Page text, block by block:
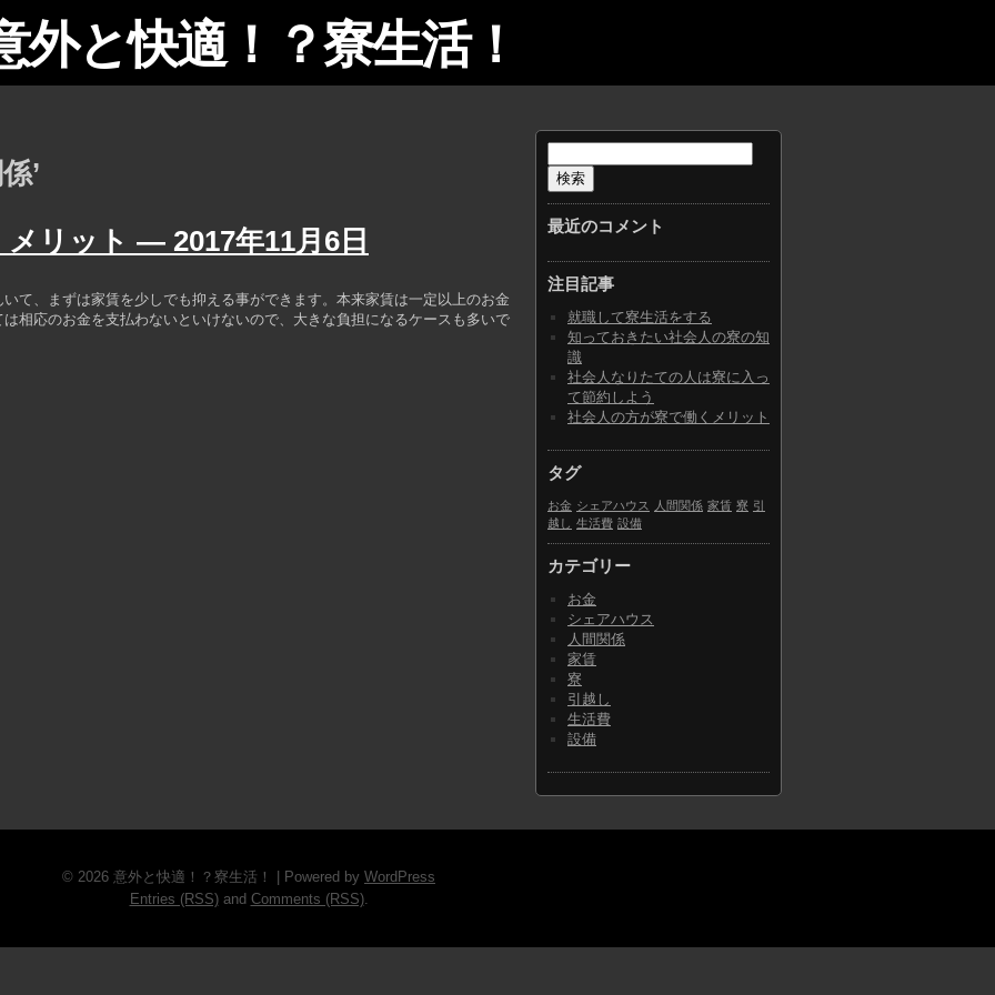
外と快適！？寮生活！
’
メリット — 2017年11月6日
て、まずは家賃を少しでも抑える事ができます。本来家賃は一定以上のお金
相応のお金を支払わないといけないので、大きな負担になるケースも多いで
索:
最近のコメント
注目記事
就職して寮生活をする
知っておきたい社会人の寮の知
識
社会人なりたての人は寮に入っ
て節約しよう
社会人の方が寮で働くメリット
タグ
お金 シェアハウス 人間関係 家賃 寮 引
越し 生活費 設備
カテゴリー
お金
シェアハウス
人間関係
家賃
寮
引越し
生活費
設備
© 2026 意外と快適！？寮生活！ | Powered by WordPress
Entries (RSS)and Comments (RSS).